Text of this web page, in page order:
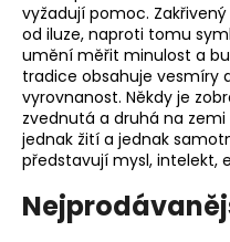
vyžadují pomoc.
od iluze, naproti tomu
umění měřit minulost a
tradice obsahuje vesmíry
vyrovnanost. Někdy je
zvednutá a druhá na
jednak žití a jednak
představují mysl, intelekt,
b
u
j
e
t
e
n
a